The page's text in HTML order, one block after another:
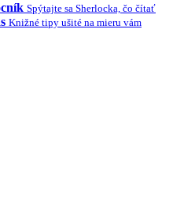
Spýtajte sa Sherlocka, čo čítať
Knižné tipy ušité na mieru vám